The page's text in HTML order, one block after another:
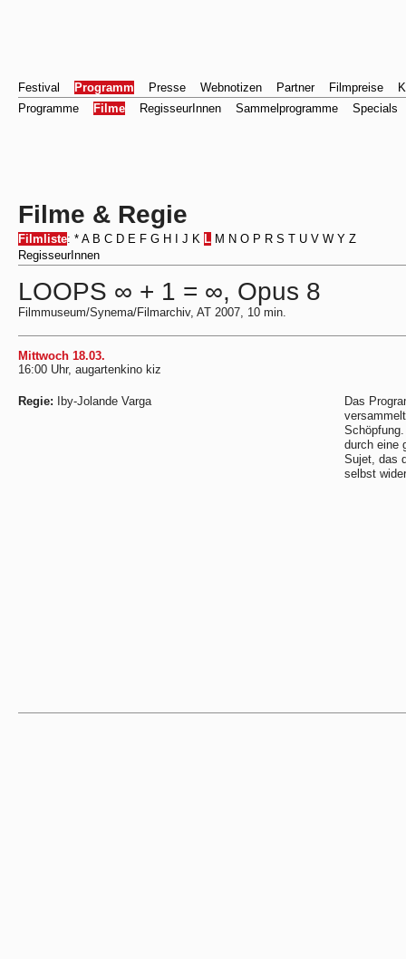
Festival Programm Presse Webnotizen Partner Filmpreise
Programme
Filme RegisseurInnen Sammelprogramme Specials
Filme & Regie
Filmliste: * A B C D E F G H J K L M N O P R S T U V W Y Z
RegisseurInnen
LOOPS ∞ + 1 = ∞, Opus 8
Filmmuseum/Synema/Filmarchiv, AT 2007, 10 min.
Mittwoch 18.03.
16:00 Uhr, augartenkino kiz
Regie: Iby-Jolande Varga
Das
durch eine
Sujet, das
selbst